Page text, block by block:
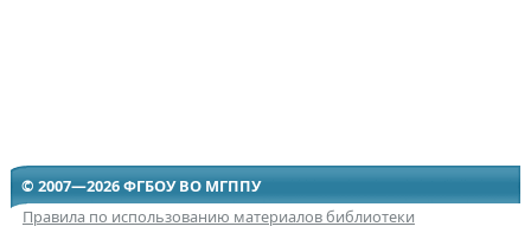
© 2007—2026 ФГБОУ ВО МГППУ
Правила по использованию материалов библиотеки